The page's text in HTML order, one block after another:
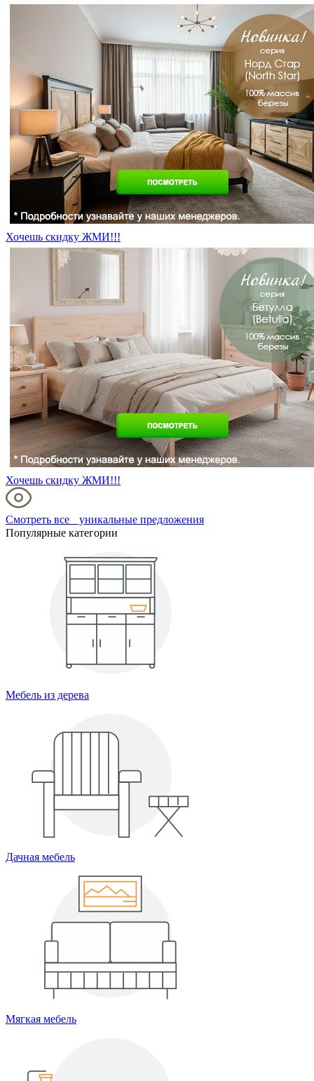
Хочешь скидку ЖМИ!!!
Хочешь скидку ЖМИ!!!
Смотреть все уникальные предложения
Популярные категории
Мебель из дерева
Дачная мебель
Мягкая мебель